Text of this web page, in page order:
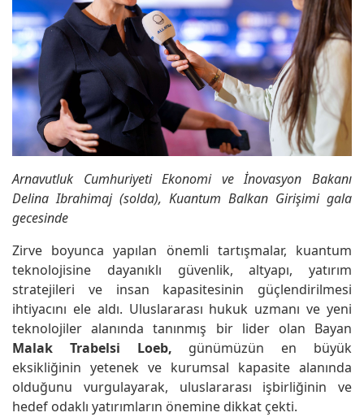
Arnavutluk Cumhuriyeti Ekonomi ve İnovasyon Bakanı
Delina Ibrahimaj (solda), Kuantum Balkan Girişimi gala
gecesinde
Zirve boyunca yapılan önemli tartışmalar, kuantum
teknolojisine dayanıklı güvenlik, altyapı, yatırım
stratejileri ve insan kapasitesinin güçlendirilmesi
ihtiyacını ele aldı. Uluslararası hukuk uzmanı ve yeni
teknolojiler alanında tanınmış bir lider olan Bayan
Malak Trabelsi Loeb, günümüzün en büyük
eksikliğinin yetenek ve kurumsal kapasite alanında
olduğunu vurgulayarak, uluslararası işbirliğinin ve
hedef odaklı yatırımların önemine dikkat çekti.